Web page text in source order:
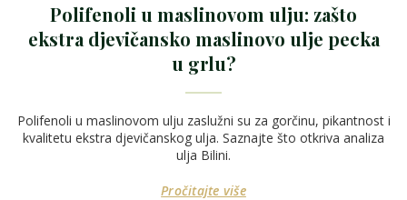
Polifenoli u maslinovom ulju: zašto
ekstra djevičansko maslinovo ulje pecka
u grlu?
Polifenoli u maslinovom ulju zaslužni su za gorčinu, pikantnost i
kvalitetu ekstra djevičanskog ulja. Saznajte što otkriva analiza
ulja Bilini.
Pročitajte više